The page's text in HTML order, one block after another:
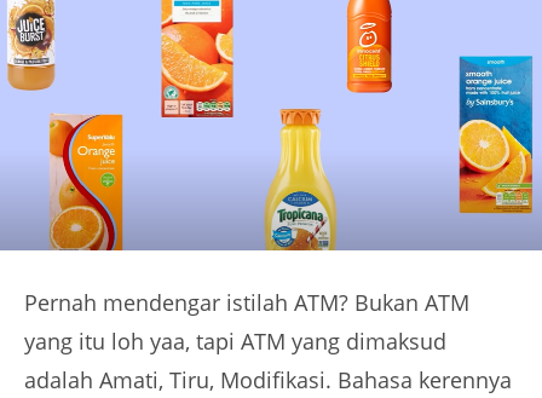
Pernah mendengar istilah ATM? Bukan ATM
yang itu loh yaa, tapi ATM yang dimaksud
adalah Amati, Tiru, Modifikasi. Bahasa kerennya